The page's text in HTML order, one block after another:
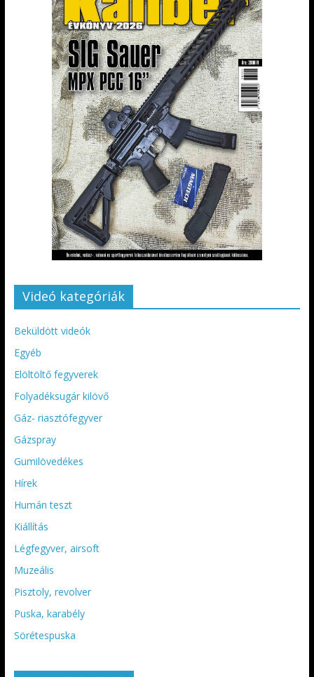
Videó kategóriák
Beküldött videók
Egyéb
Elöltöltő fegyverek
Folyadéksugár kilövő
Gáz- riasztófegyver
Gázspray
Gumilövedékes
Hírek
Humán teszt
Kiállítás
Légfegyver, airsoft
Muzeális
Pisztoly, revolver
Puska, karabély
Sörétespuska